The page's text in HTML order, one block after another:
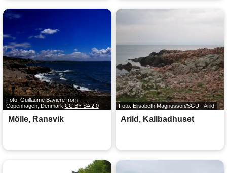
Foto: Guillaume Baviere from
Copenhagen, DenmarkCC BY-SA 2.0
Mölle, Ransvik
Foto: Elisabeth Magnusson/SGU - Arild
Arild, Kallbadhuset